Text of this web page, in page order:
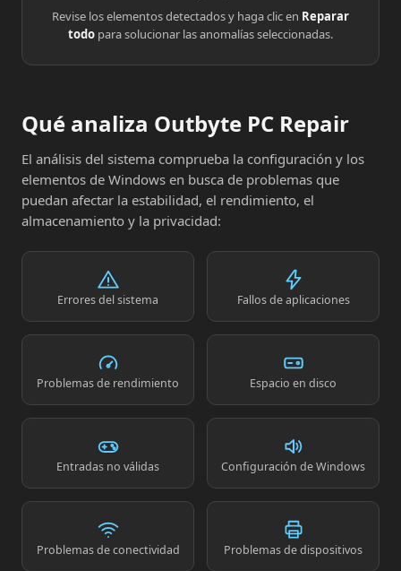
Revise los elementos detectados y haga clic en Reparar
todo para solucionar las anomalías seleccionadas.
Qué analiza Outbyte PC Repair
El análisis del sistema comprueba la configuración y los
elementos de Windows en busca de problemas que
puedan afectar la estabilidad, el rendimiento, el
almacenamiento y la privacidad:
Errores del sistema Fallos de aplicaciones
Problemas de rendimiento Espacio en disco
Entradas no válidas Configuración de Windows
Problemas de conectividad Problemas de dispositivos